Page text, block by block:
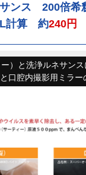
サンス
計算 約240
）と洗浄ルネサン
口腔内撮影用ミラ